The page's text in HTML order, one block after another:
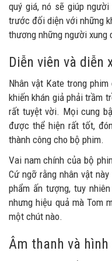
quý giá, nó sẽ giúp
trước đối diện với những
thương những người xung
Diễn viên và diễn
Nhân vật Kate trong
khiến khán giả phải trầm
rất tuyệt vời. Mọi cung
được thể hiện rất tốt,
thành công cho bộ phim.
Vai nam chính của bộ
Cứ ngỡ rằng nhân vật
phẩm ấn tượng, tuy
nhưng hiệu quả mà Tom
một chút nào.
Âm thanh và hình